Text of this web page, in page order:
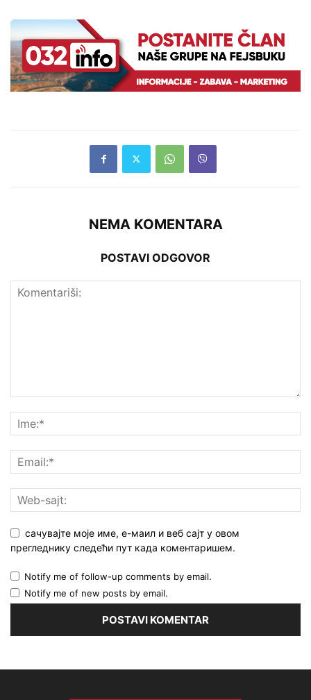
NEMA KOMENTARA
POSTAVI ODGOVOR
сачувајте моје име, е-маил и веб сајт у овом
прегледнику следећи пут када коментаришем.
Notify me of follow-up comments by email.
Notify me of new posts by email.